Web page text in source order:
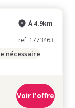
À 4.9km
ref. 1773463
nécessaire
Voir l'offre